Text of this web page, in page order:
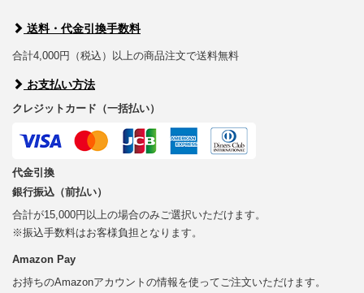
送料・代金引換手数料
合計4,000円（税込）以上の商品注文で送料無料
お支払い方法
クレジットカード（一括払い）
代金引換
銀行振込（前払い）
合計が15,000円以上の場合のみご選択いただけます。
※振込手数料はお客様負担となります。
Amazon Pay
お持ちのAmazonアカウントの情報を使ってご注文いただけます。